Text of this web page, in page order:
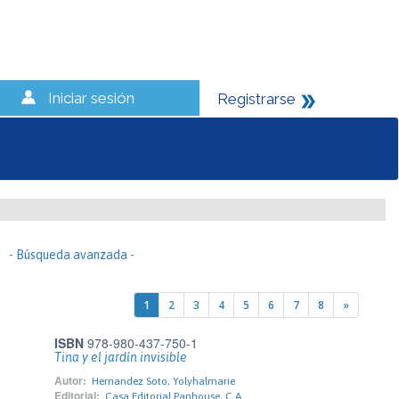
Iniciar sesión Registrarse
- Búsqueda avanzada -
1 2 3 4 5 6 7 8 »
ISBN 978-980-437-750-1
Tina y el jardín invisible
Autor: Hernandez Soto, Yolyhalmarie
Editorial: Casa Editorial Panhouse, C.A.